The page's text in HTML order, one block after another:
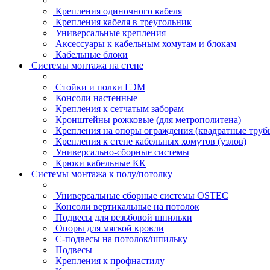
Крепления одиночного кабеля
Крепления кабеля в треугольник
Универсальные крепления
Аксессуары к кабельным хомутам и блокам
Кабельные блоки
Системы монтажа на стене
Стойки и полки ГЭМ
Консоли настенные
Крепления к сетчатым заборам
Кронштейны рожковые (для метрополитена)
Крепления на опоры ограждения (квадратные
Крепления к стене кабельных хомутов (узлов)
Универсально-сборные системы
Крюки кабельные КК
Системы монтажа к полу/потолку
Универсальные сборные системы OSTEC
Консоли вертикальные на потолок
Подвесы для резьбовой шпильки
Опоры для мягкой кровли
С-подвесы на потолок/шпильку
Подвесы
Крепления к профнастилу